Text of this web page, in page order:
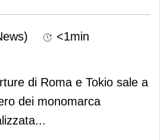
<1min
di Roma e Tokio sale a
dei monomarca
...